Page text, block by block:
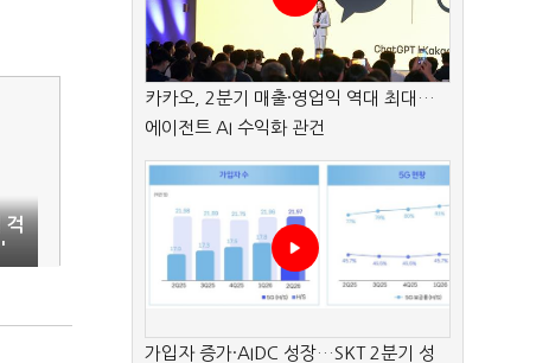
걱
카카오, 2분기 매출·영업익 역대 최대…
에이전트 AI 수익화 관건
가입자 증가·AIDC 성장…SKT 2분기 성